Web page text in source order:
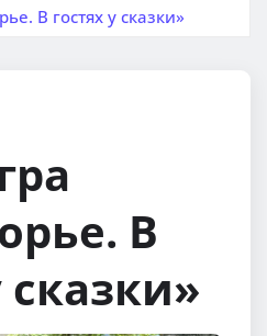
В гостях у сказки»
В
сказки»